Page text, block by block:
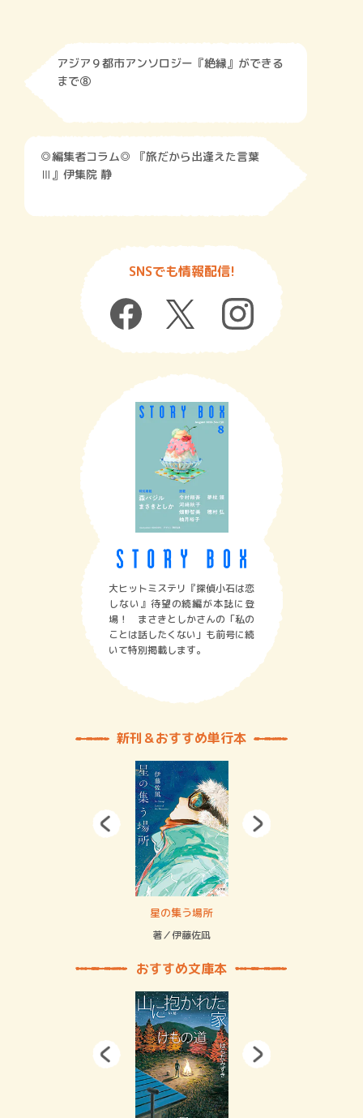
アジア９都市アンソロジー『絶縁』ができる
まで⑧
◎編集者コラム◎ 『旅だから出逢えた言葉
Ⅲ』伊集院 静
SNSでも情報配信!
大ヒットミステリ『探偵小石は恋
しない』待望の続編が本誌に登
場！ まさきとしかさんの「私の
ことは話したくない」も前号に続
いて特別掲載します。
新刊＆おすすめ単行本
星の集う場所
著／伊藤佐凪
おすすめ文庫本